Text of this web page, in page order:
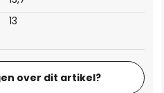
13
over dit artikel?